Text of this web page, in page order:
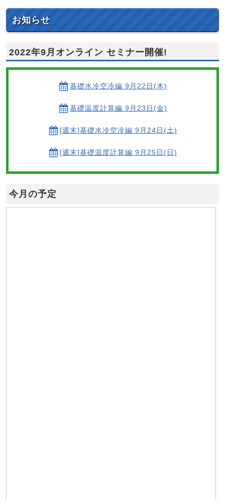
お知らせ
2022年9月オンライン セミナー開催!
基礎水冷空冷編 9月22日(木)
基礎温度計算編 9月23日(金)
[週末]基礎水冷空冷編 9月24日(土)
[週末]基礎温度計算編 9月25日(日)
今月の予定